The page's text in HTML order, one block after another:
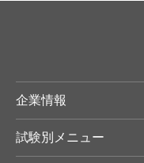
企業情報
試験別メニュー